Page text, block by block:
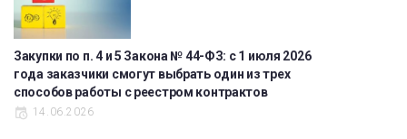
Закупки по п. 4 и 5 Закона № 44-ФЗ: с 1 июля 2026
года заказчики смогут выбрать один из трех
способов работы с реестром контрактов
14.06.2026